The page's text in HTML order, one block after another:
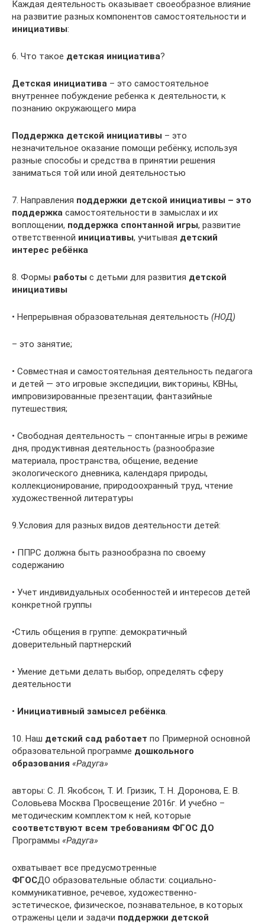
Каждая деятельность оказывает своеобразное влияние
на развитие разных компонентов самостоятельности и
инициативы:
6. Что такое детская инициатива?
Детская инициатива – это самостоятельное
внутреннее побуждение ребенка к деятельности, к
познанию окружающего мира
Поддержка детской инициативы – это
незначительное оказание помощи ребёнку, используя
разные способы и средства в принятии решения
заниматься той или иной деятельностью
7. Направления поддержки детской инициативы – это
поддержка самостоятельности в замыслах и их
воплощении, поддержка спонтанной игры, развитие
ответственной инициативы, учитывая детский
интерес ребёнка
8. Формы работы с детьми для развития детской
инициативы
• Непрерывная образовательная деятельность (НОД)
– это занятие;
• Совместная и самостоятельная деятельность педагога
и детей — это игровые экспедиции, викторины, КВНы,
импровизированные презентации, фантазийные
путешествия;
• Свободная деятельность – спонтанные игры в режиме
дня, продуктивная деятельность (разнообразие
материала, пространства, общение, ведение
экологического дневника, календаря природы,
коллекционирование, природоохранный труд, чтение
художественной литературы
9.Условия для разных видов деятельности детей:
• ППРС должна быть разнообразна по своему
содержанию
• Учет индивидуальных особенностей и интересов детей
конкретной группы
•Стиль общения в группе: демократичный
доверительный партнерский
• Умение детьми делать выбор, определять сферу
деятельности
• Инициативный замысел ребёнка.
10. Наш детский сад работает по Примерной основной
образовательной программе дошкольного
образования «Радуга»
авторы: С. Л. Якобсон, Т. И. Гризик, Т. Н. Доронова, Е. В.
Соловьева Москва Просвещение 2016г. И учебно –
методическим комплектом к ней, которые
соответствуют всем требованиям ФГОС ДО
Программы «Радуга»
охватывает все предусмотренные
ФГОСДО образовательные области: социально-
коммуникативное, речевое, художественно-
эстетическое, физическое, познавательное, в которых
отражены цели и задачи поддержки детской